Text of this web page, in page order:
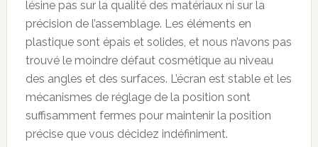
lésine pas sur la qualité des matériaux ni sur la
précision de l’assemblage. Les éléments en
plastique sont épais et solides, et nous n’avons pas
trouvé le moindre défaut cosmétique au niveau
des angles et des surfaces. L’écran est stable et les
mécanismes de réglage de la position sont
suffisamment fermes pour maintenir la position
précise que vous décidez indéfiniment.